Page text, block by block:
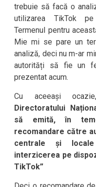
trebuie să facă o
utilizarea TikTok
Termenul pentru
Mie mi se pare un
analiză, deci nu m-ar
autorități să fie un
prezentat acum.
Cu aceeași
Directoratului
să emită, în
recomandare către
centrale și
interzicerea pe
TikTok”